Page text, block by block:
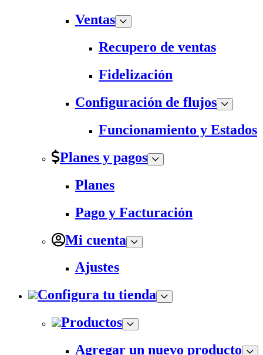
Ventas
Recupero de ventas
Fidelización
Configuración de flujos
Funcionamiento y Estados
Planes y pagos
Planes
Pago y Facturación
Mi cuenta
Ajustes
Configura tu tienda
Productos
Agregar un nuevo producto